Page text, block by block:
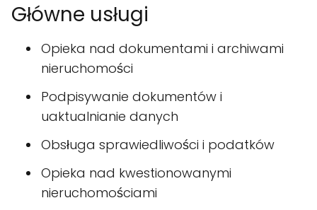
Główne usługi
Opieka nad dokumentami i archiwami
nieruchomości
Podpisywanie dokumentów i
uaktualnianie danych
Obsługa sprawiedliwości i podatków
Opieka nad kwestionowanymi
nieruchomościami